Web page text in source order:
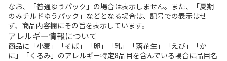
なお、「普通ゆうパック」の場合は表示しません。また、「夏期
のみチルドゆうパック」などとなる場合は、記号での表示はせ
ず、商品内容欄にその旨を表示しています。
アレルギー情報について
商品に「小麦」「そば」「卵」「乳」「落花生」「えび」「か
に」「くるみ」のアレルギー特定8品目を含んでいる場合に品目名